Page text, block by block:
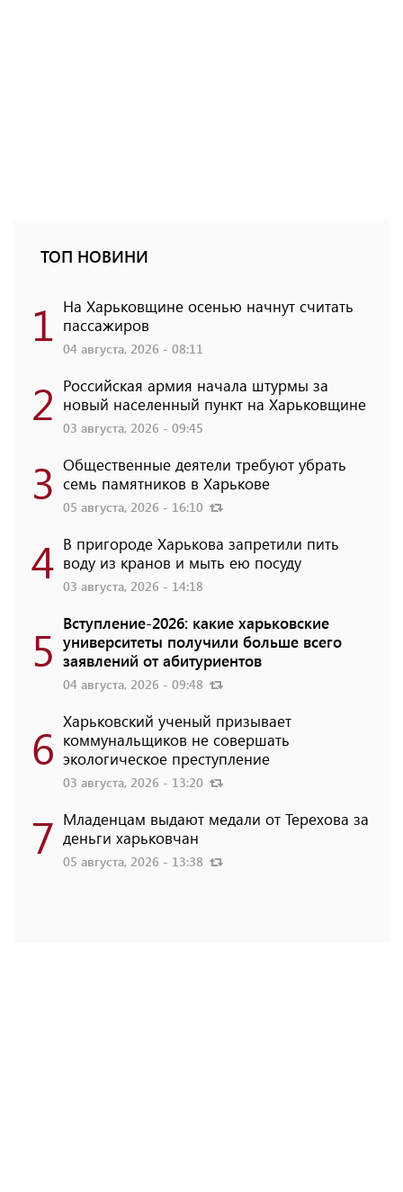
ТОП НОВИНИ
1 На Харьковщине осенью начнут считать
пассажиров
04 августа, 2026 - 08:11
2 Российская армия начала штурмы за
новый населенный пункт на Харьковщине
03 августа, 2026 - 09:45
3 Общественные деятели требуют убрать
семь памятников в Харькове
05 августа, 2026 - 16:10
4 В пригороде Харькова запретили пить
воду из кранов и мыть ею посуду
03 августа, 2026 - 14:18
5 Вступление-2026: какие харьковские
университеты получили больше всего
заявлений от абитуриентов
04 августа, 2026 - 09:48
6 Харьковский ученый призывает
коммунальщиков не совершать
экологическое преступление
03 августа, 2026 - 13:20
7 Младенцам выдают медали от Терехова за
деньги харьковчан
05 августа, 2026 - 13:38